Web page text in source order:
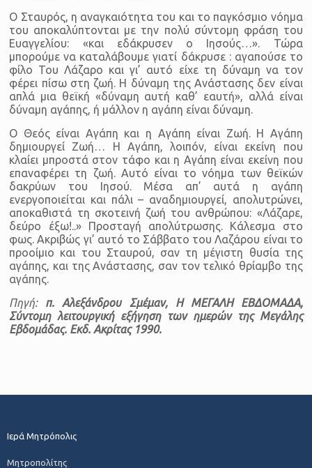
Ο Σταυρός, η αναγκαιότητα του και το παγκόσμιο νόημα
του αποκαλύπτονται με την πολύ σύντομη φράση του
Ευαγγελίου: «και εδάκρυσεν ο Ιησούς…». Τώρα
μπορούμε να καταλάβουμε γιατί δάκρυσε : αγαπούσε το
φίλο Του Λάζαρο και γι’ αυτό είχε τη δύναμη να τον
φέρει πίσω στη ζωή. Η δύναμη της Ανάστασης δεν είναι
απλά μια θεϊκή «δύναμη αυτή καθ’ εαυτή», αλλά είναι
δύναμη αγάπης, ή μάλλον η αγάπη είναι δύναμη.
Ο Θεός είναι Αγάπη και η Αγάπη είναι Ζωή. Η Αγάπη
δημιουργεί Ζωή… Η Αγάπη, λοιπόν, είναι εκείνη που
κλαίει μπροστά στον τάφο και η Αγάπη είναι εκείνη που
επαναφέρει τη ζωή. Αυτό είναι το νόημα των θεϊκών
δακρύων του Ιησού. Μέσα απ’ αυτά η αγάπη
ενεργοποιείται και πάλι – αναδημιουργεί, απολυτρώνει,
αποκαθιστά τη σκοτεινή ζωή του ανθρώπου: «Λάζαρε,
δεύρο έξω!..» Προσταγή απολύτρωσης. Κάλεσμα στο
φως. Ακριβώς γι’ αυτό το Σάββατο του Λαζάρου είναι το
προοίμιο και του Σταυρού, σαν τη μέγιστη θυσία της
αγάπης, και της Ανάστασης, σαν τον τελικό θρίαμβο της
αγάπης.
Πηγή: π. Αλεξάνδρου Σμέμαν, Η ΜΕΓΑΛΗ ΕΒΔΟΜΑΔΑ,
Σύντομη λειτουργική εξήγηση των ημερών της Μεγάλης
Εβδομάδας. Εκδ. Ακρίτας 1990.
Ιερά Μητρόπολις
Μητροπολίτης